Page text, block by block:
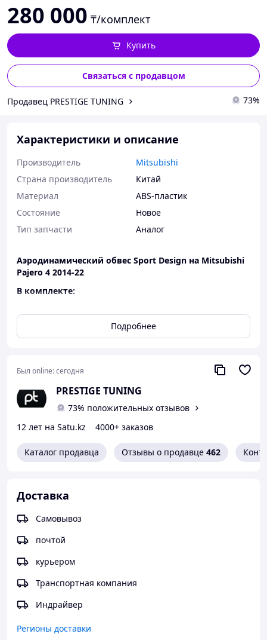
280 000 ₸/комплект
Купить
Связаться с продавцом
Продавец PRESTIGE TUNING 73%
Характеристики и описание
Производитель
Mitsubishi
Страна производитель
Китай
Материал
ABS-пластик
Состояние
Новое
Тип запчасти
Аналог
Аэродинамический обвес Sport Design на Mitsubishi
Pajero 4 2014-22
В комплекте:
Материал: ABS пластик
Подробнее
Был online:сегодня
PRESTIGE TUNING
73% положительных отзывов
12 лет на Satu.kz
4000+ заказов
Каталог продавца Отзывы о продавце 462
Доставка
Самовывоз
почтой
курьером
Транспортная компания
Индрайвер
Регионы доставки